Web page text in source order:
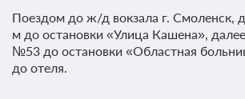
Поездом до ж/д вокзала г. Смоленск,
м до остановки «Улица Кашена»,
№53 до остановки «Областная
до отеля.